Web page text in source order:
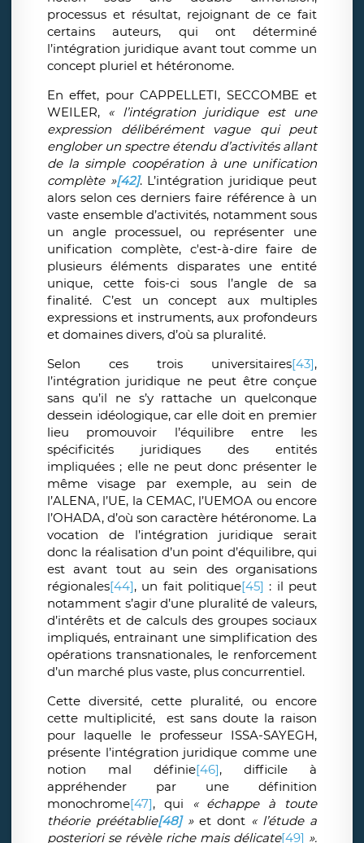
processus et résultat, rejoignant de ce fait
certains auteurs, qui ont déterminé
l’intégration juridique avant tout comme un
concept pluriel et hétéronome.
En effet, pour CAPPELLETI, SECCOMBE et
WEILER, « l’intégration juridique est une
expression délibérément vague qui peut
englober un spectre étendu d’activités allant
de la simple coopération à une unification
complète »[42]. L’intégration juridique peut
alors selon ces derniers faire référence à un
vaste ensemble d’activités, notamment sous
un angle processuel, ou représenter une
unification complète, c'est-à-dire faire de
plusieurs éléments disparates une entité
unique, cette fois-ci sous l’angle de sa
finalité. C’est un concept aux multiples
expressions et instruments, aux profondeurs
et domaines divers, d’où sa pluralité.
Selon ces trois universitaires[43],
l’intégration juridique ne peut être conçue
sans qu’il ne s’y rattache un quelconque
dessein idéologique, car elle doit en premier
lieu promouvoir l’équilibre entre les
spécificités juridiques des entités
impliquées ; elle ne peut donc présenter le
même visage par exemple, au sein de
l’ALENA, l’UE, la CEMAC, l’UEMOA ou encore
l’OHADA, d’où son caractère hétéronome. La
vocation de l’intégration juridique serait
donc la réalisation d’un point d’équilibre, qui
est avant tout au sein des organisations
régionales[44], un fait politique[45] : il peut
notamment s’agir d’une pluralité de valeurs,
d’intérêts et de calculs des groupes sociaux
impliqués, entrainant une simplification des
opérations transnationales, le renforcement
d’un marché plus vaste, plus concurrentiel.
Cette diversité, cette pluralité, ou encore
cette multiplicité, est sans doute la raison
pour laquelle le professeur ISSA-SAYEGH,
présente l’intégration juridique comme une
notion mal définie[46], difficile à
appréhender par une définition
monochrome[47], qui « échappe à toute
théorie préétablie[48]» et dont « l’étude a
posteriori se révèle riche mais délicate[49] ».